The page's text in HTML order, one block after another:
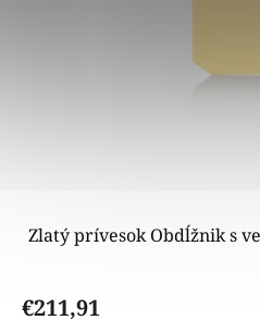
Zlatý prívesok Obdĺžnik s
€211,91